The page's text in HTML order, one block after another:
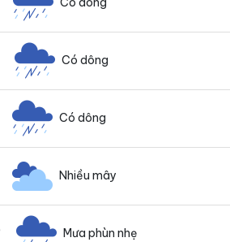
Có dông
Có dông
Nhiều mây
Mưa phùn nhẹ